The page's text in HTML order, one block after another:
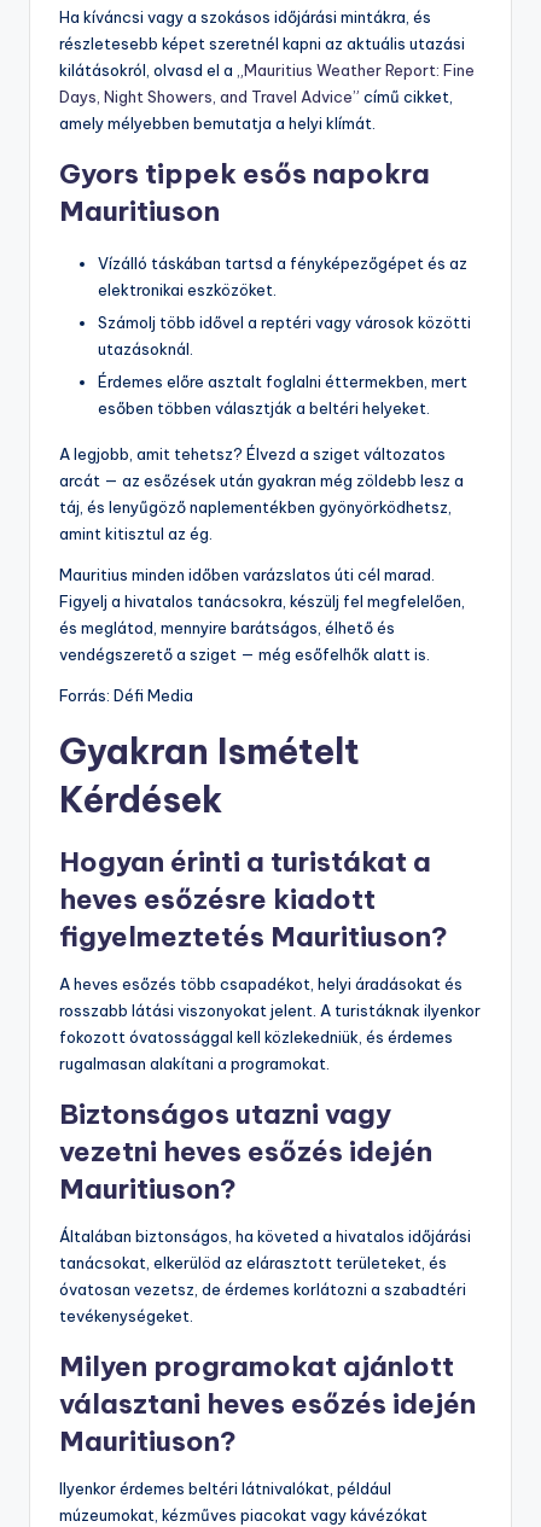
Ha kíváncsi vagy a szokásos időjárási mintákra, és
részletesebb képet szeretnél kapni az aktuális utazási
kilátásokról, olvasd el a „Mauritius Weather Report: Fine
Days, Night Showers, and Travel Advice” című cikket,
amely mélyebben bemutatja a helyi klímát.
Gyors tippek esős napokra
Mauritiuson
Vízálló táskában tartsd a fényképezőgépet és az
elektronikai eszközöket.
Számolj több idővel a reptéri vagy városok közötti
utazásoknál.
Érdemes előre asztalt foglalni éttermekben, mert
esőben többen választják a beltéri helyeket.
A legjobb, amit tehetsz? Élvezd a sziget változatos
arcát — az esőzések után gyakran még zöldebb lesz a
táj, és lenyűgöző naplementékben gyönyörködhetsz,
amint kitisztul az ég.
Mauritius minden időben varázslatos úti cél marad.
Figyelj a hivatalos tanácsokra, készülj fel megfelelően,
és meglátod, mennyire barátságos, élhető és
vendégszerető a sziget — még esőfelhők alatt is.
Forrás: Défi Media
Gyakran Ismételt
Kérdések
Hogyan érinti a turistákat a
heves esőzésre kiadott
figyelmeztetés Mauritiuson?
A heves esőzés több csapadékot, helyi áradásokat és
rosszabb látási viszonyokat jelent. A turistáknak ilyenkor
fokozott óvatossággal kell közlekedniük, és érdemes
rugalmasan alakítani a programokat.
Biztonságos utazni vagy
vezetni heves esőzés idején
Mauritiuson?
Általában biztonságos, ha követed a hivatalos időjárási
tanácsokat, elkerülöd az elárasztott területeket, és
óvatosan vezetsz, de érdemes korlátozni a szabadtéri
tevékenységeket.
Milyen programokat ajánlott
választani heves esőzés idején
Mauritiuson?
Ilyenkor érdemes beltéri látnivalókat, például
múzeumokat, kézműves piacokat vagy kávézókat